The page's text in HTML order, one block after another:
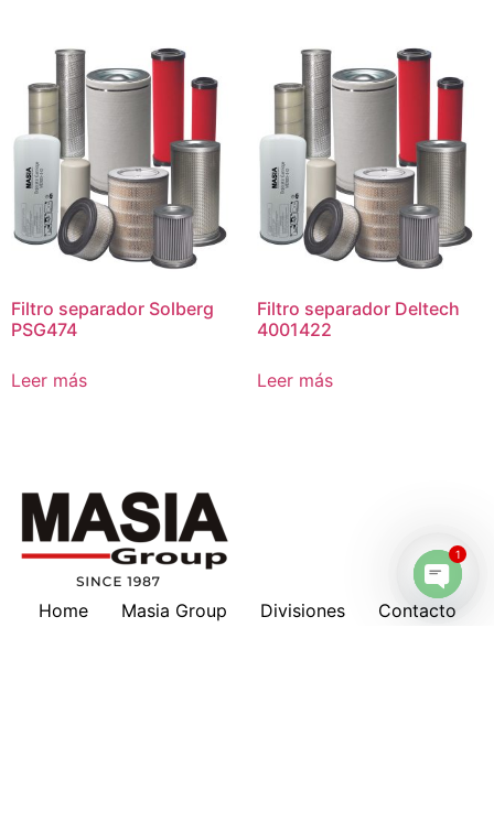
Filtro separador Solberg
PSG474
Leer más
Filtro separador Deltech
4001422
Leer más
Home Masia Group Divisiones
ContactoOpen
1